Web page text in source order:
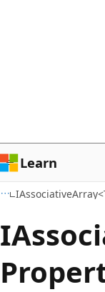
página
Learn